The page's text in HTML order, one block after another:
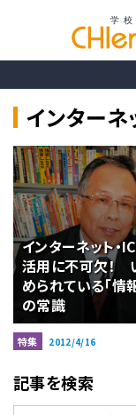
インターネ
インターネット・
活用に不可欠！
められている「情
の常識
特集 2012/4/16
記事を検索